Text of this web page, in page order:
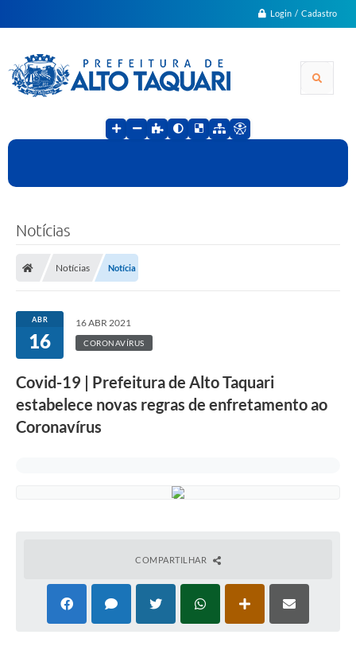
Login / Cadastro
Notícias
Notícias Notícia
ABR
16
16 ABR 2021
CORONAVÍRUS
Covid-19 | Prefeitura de Alto Taquari
estabelece novas regras de enfretamento ao
Coronavírus
COMPARTILHAR